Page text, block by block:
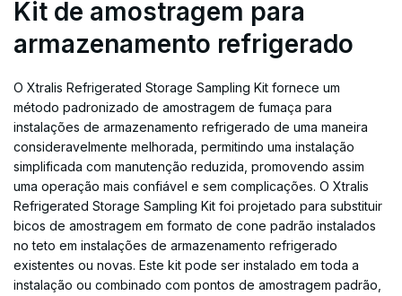
Kit de amostragem para
armazenamento refrigerado
O Xtralis Refrigerated Storage Sampling Kit fornece um
método padronizado de amostragem de fumaça para
instalações de armazenamento refrigerado de uma maneira
consideravelmente melhorada, permitindo uma instalação
simplificada com manutenção reduzida, promovendo assim
uma operação mais confiável e sem complicações. O Xtralis
Refrigerated Storage Sampling Kit foi projetado para substituir
bicos de amostragem em formato de cone padrão instalados
no teto em instalações de armazenamento refrigerado
existentes ou novas. Este kit pode ser instalado em toda a
instalação ou combinado com pontos de amostragem padrão,